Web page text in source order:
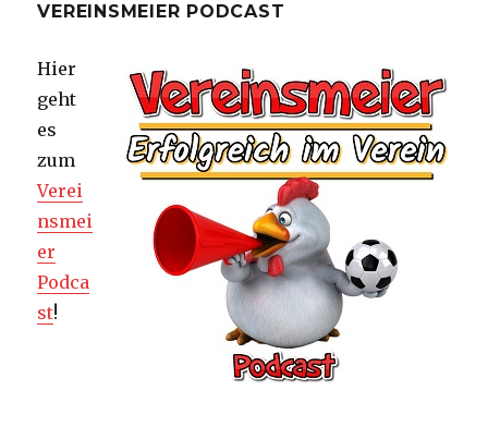
VEREINSMEIER PODCAST
Hier
geht
es
zum
Verei
nsmei
er
Podca
st!